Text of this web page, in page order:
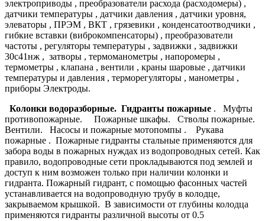
электроприводы , преобразователи расхода (расходомеры) ,
датчики температуры , датчики давления , датчики уровня,
элеваторы , ПРЭМ , ВКТ , грязевики , конденсатоотводчики ,
гибкие вставки (виброкомпенсаторы) , преобразователи
частоты , регуляторы температуры , задвижки , задвижки
30с41нж , затворы , термоманометры , напоромеры ,
термометры , клапана , вентили , краны шаровые , датчики
температуры и давления , терморегуляторы , манометры ,
приборы Электроды.
Колонки водоразборные. Гидранты пожарные . Муфты
противопожарные. Пожарные шкафы. Стволы пожарные.
Вентили. Насосы и пожарные мотопомпы . Рукава
пожарные . Пожарные гидранты стальные применяются для
забора воды в пожарных нуждах из водопроводных сетей. Как
правило, водопроводные сети прокладываются под землей и
доступ к ним возможен только при наличии колонки и
гидранта. Пожарный гидрант, с помощью фасонных частей
устанавливается на водопроводную трубу в колодце,
закрываемом крышкой. В зависимости от глубины колодца
применяются гидранты различной высоты от 0.5